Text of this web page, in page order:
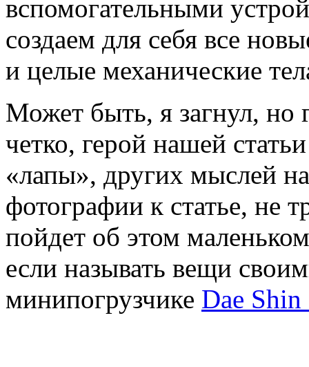
вспомогательными
создаем для себя все
и целые механические
Может быть, я загнул, но
четко, герой нашей
«лапы», других мыслей
фотографии к статье, не
пойдет об этом
если называть вещи
минипогрузчике Dae